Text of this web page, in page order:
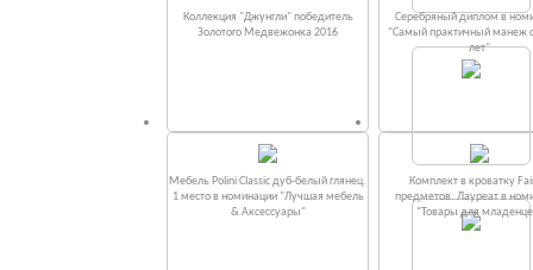
Коллекция "Джунгли" победитель
Золотого Медвежонка 2016
Серебряный диплом в
"Самый практичный манеж
лет"
Мебель Polini Classic дуб-белый глянец.
1 место в номинации "Лучшая мебель
& Аксессуары"
Комплект в кроватку
предметов. Лауреат в
“Товары для